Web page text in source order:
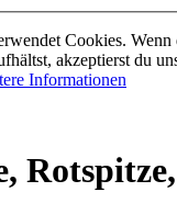
Cookies.
akzeptierst du
Informationen